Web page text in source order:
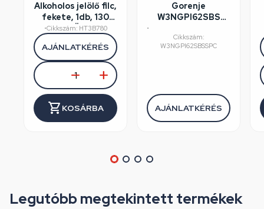
Alkoholos jelölő filc,
fekete, 1db, 130
mm, HÖGERT
•Cikkszám: HT3B780
AJÁNLATKÉRÉS
KOSÁRBA
Gorenje
W3NGPI62SBS
felújított/szépséghibás
•
Cikkszám:
W3NGPI62SBSSPC
AJÁNLATKÉRÉS
Legutóbb megtekintett termékek